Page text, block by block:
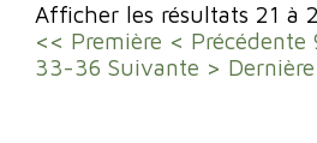
Afficher les résultats 21 à
<< Première < Précédente
33-36 Suivante >